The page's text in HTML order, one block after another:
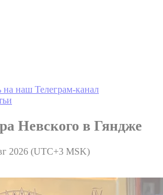
наш Телеграм-канал
Невского в Гяндже
2026 (UTC+3 MSK)